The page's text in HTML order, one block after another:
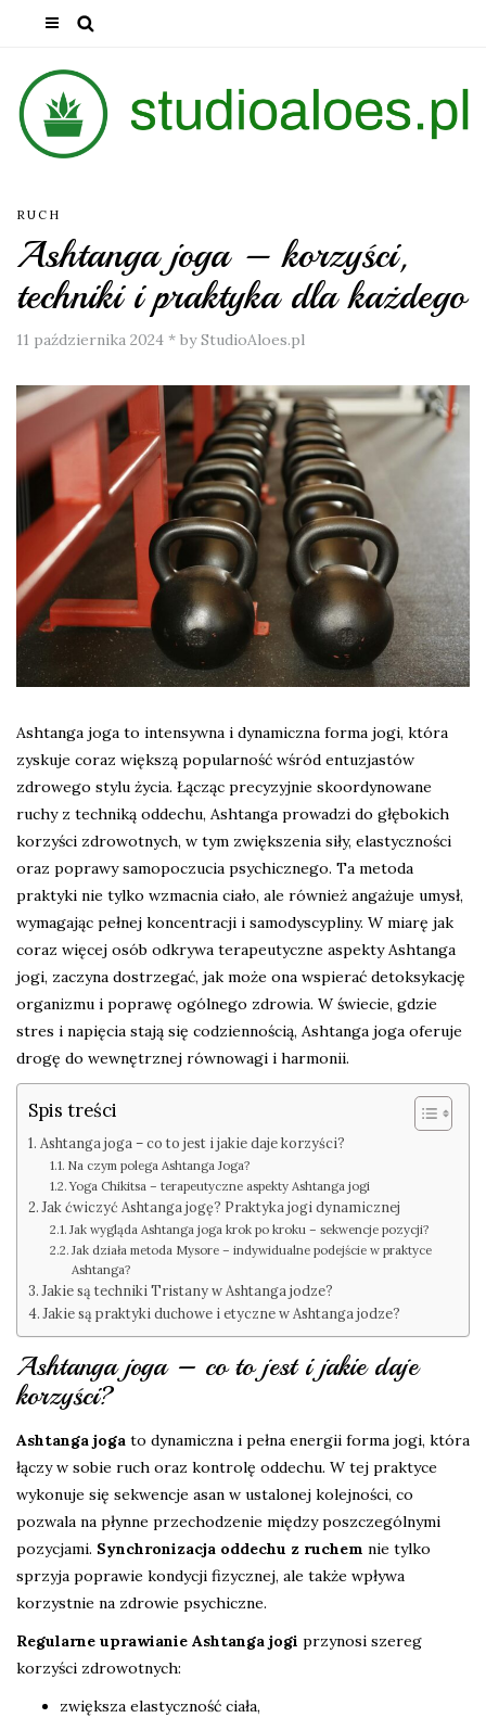
RUCH
Ashtanga joga – korzyści,
techniki i praktyka dla każdego
11 października 2024 * by StudioAloes.pl
Ashtanga joga to intensywna i dynamiczna forma jogi, która
zyskuje coraz większą popularność wśród entuzjastów
zdrowego stylu życia. Łącząc precyzyjnie skoordynowane
ruchy z techniką oddechu, Ashtanga prowadzi do głębokich
korzyści zdrowotnych, w tym zwiększenia siły, elastyczności
oraz poprawy samopoczucia psychicznego. Ta metoda
praktyki nie tylko wzmacnia ciało, ale również angażuje umysł,
wymagając pełnej koncentracji i samodyscypliny. W miarę jak
coraz więcej osób odkrywa terapeutyczne aspekty Ashtanga
jogi, zaczyna dostrzegać, jak może ona wspierać detoksykację
organizmu i poprawę ogólnego zdrowia. W świecie, gdzie
stres i napięcia stają się codziennością, Ashtanga joga oferuje
drogę do wewnętrznej równowagi i harmonii.
Spis treści
Ashtanga joga – co to jest i jakie daje korzyści?
Na czym polega Ashtanga Joga?
Yoga Chikitsa – terapeutyczne aspekty Ashtanga jogi
Jak ćwiczyć Ashtanga jogę? Praktyka jogi dynamicznej
Jak wygląda Ashtanga joga krok po kroku – sekwencje pozycji?
Jak działa metoda Mysore – indywidualne podejście w praktyce
Ashtanga?
Jakie są techniki Tristany w Ashtanga jodze?
Jakie są praktyki duchowe i etyczne w Ashtanga jodze?
Ashtanga joga – co to jest i jakie daje
korzyści?
Ashtanga joga to dynamiczna i pełna energii forma jogi, która
łączy w sobie ruch oraz kontrolę oddechu. W tej praktyce
wykonuje się sekwencje asan w ustalonej kolejności, co
pozwala na płynne przechodzenie między poszczególnymi
pozycjami. Synchronizacja oddechu z ruchem nie tylko
sprzyja poprawie kondycji fizycznej, ale także wpływa
korzystnie na zdrowie psychiczne.
Regularne uprawianie Ashtanga jogi przynosi szereg
korzyści zdrowotnych:
zwiększa elastyczność ciała,